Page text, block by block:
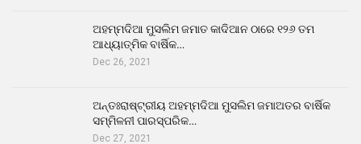
ଅହମ୍ମଦିଆ ମୁସଲିମ ଜମାତ କାଦିଆନ ଠାରେ ୧୨୬ ତମ
ଆଧ୍ୟାତ୍ମିକ ବାର୍ଷିକ…
Dec 26, 2021
ଅନ୍ତଃରାଷ୍ଟ୍ରୀୟ ଅହମ୍ମଦିଆ ମୁସଲିମ ଜମାଅତର ବାର୍ଷିକ
ସମ୍ମିଳନୀ ପାରସ୍ପରିକ…
Dec 27, 2021